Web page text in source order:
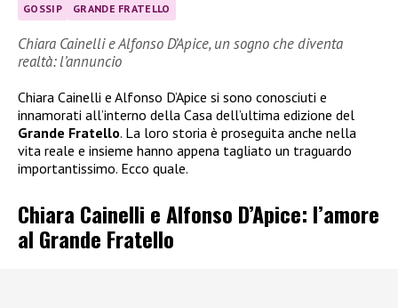
GOSSIP GRANDE FRATELLO
Chiara Cainelli e Alfonso D’Apice, un sogno che diventa
realtà: l’annuncio
Chiara Cainelli e Alfonso D’Apice si sono conosciuti e
innamorati all’interno della Casa dell’ultima edizione del
Grande Fratello. La loro storia è proseguita anche nella
vita reale e insieme hanno appena tagliato un traguardo
importantissimo. Ecco quale.
Chiara Cainelli e Alfonso D’Apice: l’amore
al Grande Fratello